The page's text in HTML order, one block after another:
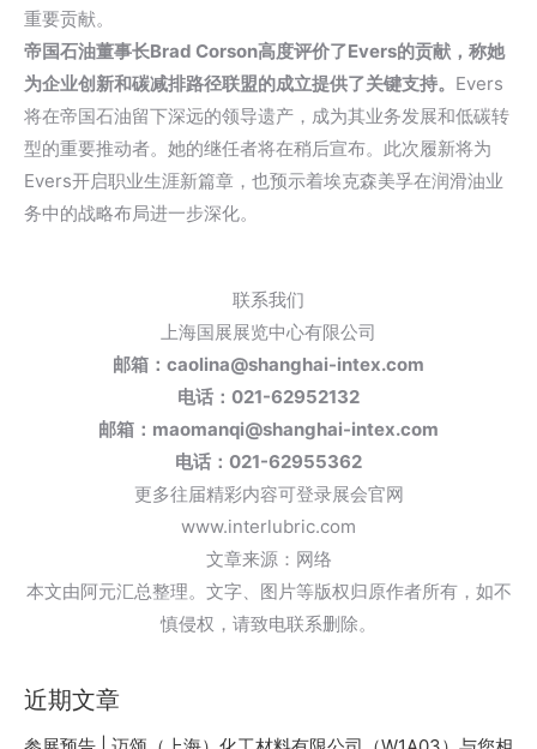
重要贡献。
帝国石油董事长Brad Corson高度评价了Evers的贡献，称她
为企业创新和碳减排路径联盟的成立提供了关键支持。 Evers
将在帝国石油留下深远的领导遗产，成为其业务发展和低碳转
型的重要推动者。她的继任者将在稍后宣布。此次履新将为
Evers开启职业生涯新篇章，也预示着埃克森美孚在润滑油业
务中的战略布局进一步深化。
联系我们
上海国展展览中心有限公司
邮箱：caolina@shanghai-intex.com
电话：021-62952132
邮箱：maomanqi@shanghai-intex.com
电话：021-62955362
更多往届精彩内容可登录展会官网
www.interlubric.com
文章来源：网络
本文由阿元汇总整理。文字、图片等版权归原作者所有，如不
慎侵权，请致电联系删除。
近期文章